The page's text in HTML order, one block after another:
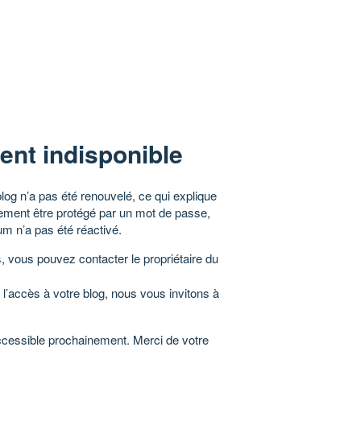
indisponible
n’a pas été renouvelé, ce qui explique
être protégé par un mot de passe,
n’a pas été réactivé.
vous pouvez contacter le propriétaire du
à votre blog, nous vous invitons à
prochainement. Merci de votre